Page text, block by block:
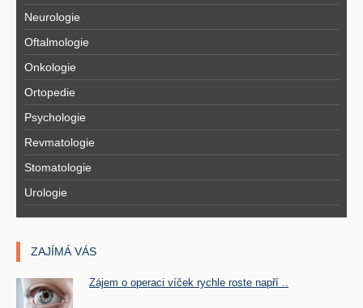
Neurologie
Oftalmologie
Onkologie
Ortopedie
Psychologie
Revmatologie
Stomatologie
Urologie
ZAJÍMÁ VÁS
Zájem o operaci víček rychle roste napří ..